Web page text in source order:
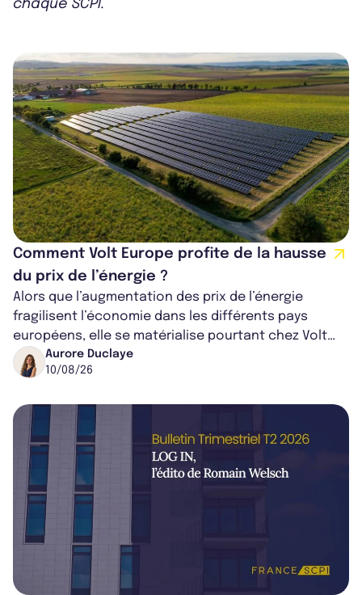
chaque SCPI.
Comment Volt Europe profite de la hausse
du prix de l’énergie ?
Alors que l’augmentation des prix de l’énergie
fragilisent l’économie dans les différents pays
européens, elle se matérialise pourtant chez Volt
Europe comme un levier d’entrée. La...
Aurore Duclaye
10/08/26